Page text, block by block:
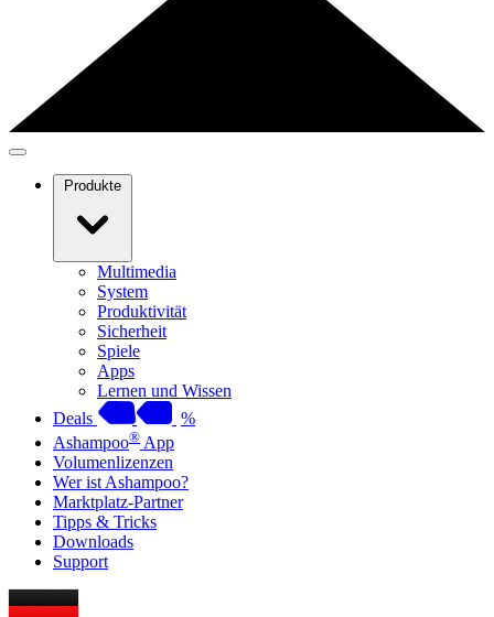
Produkte
Multimedia
System
Produktivität
Sicherheit
Spiele
Apps
Lernen und Wissen
Deals
%
Ashampoo® App
Volumenlizenzen
Wer ist Ashampoo?
Marktplatz-Partner
Tipps & Tricks
Downloads
Support